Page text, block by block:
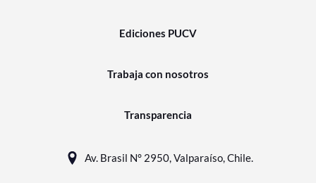
Ediciones PUCV
Trabaja con nosotros
Transparencia
Av. Brasil N° 2950, Valparaíso, Chile.